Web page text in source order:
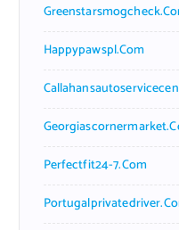
Happypawspl.com
Perfectfit24-7.com